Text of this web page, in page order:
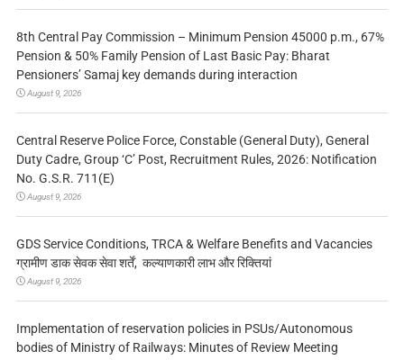
8th Central Pay Commission – Minimum Pension 45000 p.m., 67%
Pension & 50% Family Pension of Last Basic Pay: Bharat
Pensioners’ Samaj key demands during interaction
August 9, 2026
Central Reserve Police Force, Constable (General Duty), General
Duty Cadre, Group ‘C’ Post, Recruitment Rules, 2026: Notification
No. G.S.R. 711(E)
August 9, 2026
GDS Service Conditions, TRCA & Welfare Benefits and Vacancies
ग्रामीण डाक सेवक सेवा शर्तें, कल्याणकारी लाभ और रिक्तियां
August 9, 2026
Implementation of reservation policies in PSUs/Autonomous
bodies of Ministry of Railways: Minutes of Review Meeting